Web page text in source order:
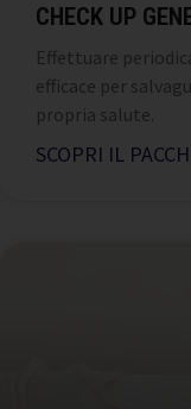
CHECK UP
Effettuare
efficace per
propria salute.
SCOPRI IL